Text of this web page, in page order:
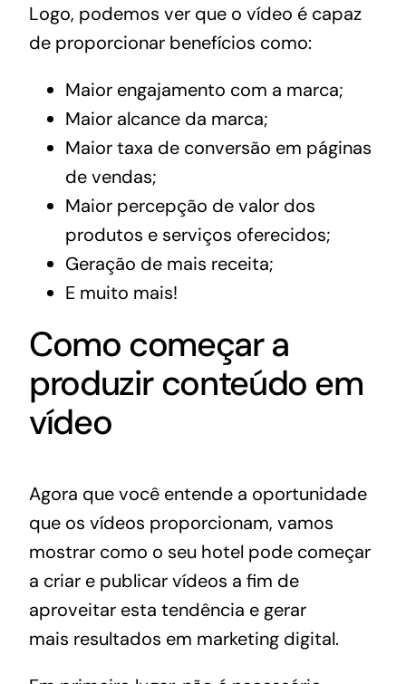
Logo, podemos ver que o vídeo é capaz
de proporcionar benefícios como:
Maior engajamento com a marca;
Maior alcance da marca;
Maior taxa de conversão em páginas
devendas;
Maior percepção de valor dos
produtos e serviços oferecidos;
Geração de mais receita;
E muito mais!
Como começar a
produzir conteúdo em
vídeo
Agora que você entende a oportunidade
que os vídeos proporcionam, vamos
mostrar como o seu hotel pode começar
a criar e publicar vídeos a fim de
aproveitar esta tendência e gerar
mais resultados em marketing digital.